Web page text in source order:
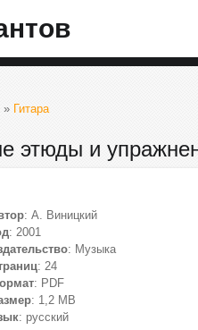
» Гитара
этюды и
: А. Виницкий
: 2001
: Музыка
: 24
: PDF
: 1,2 МВ
: русский